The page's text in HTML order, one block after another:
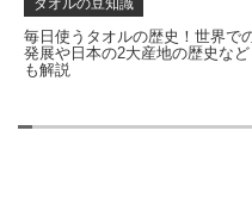
タオルの豆知識
毎日使うタオルの歴史！世界で
発展や日本の2大産地の歴史など
も解説